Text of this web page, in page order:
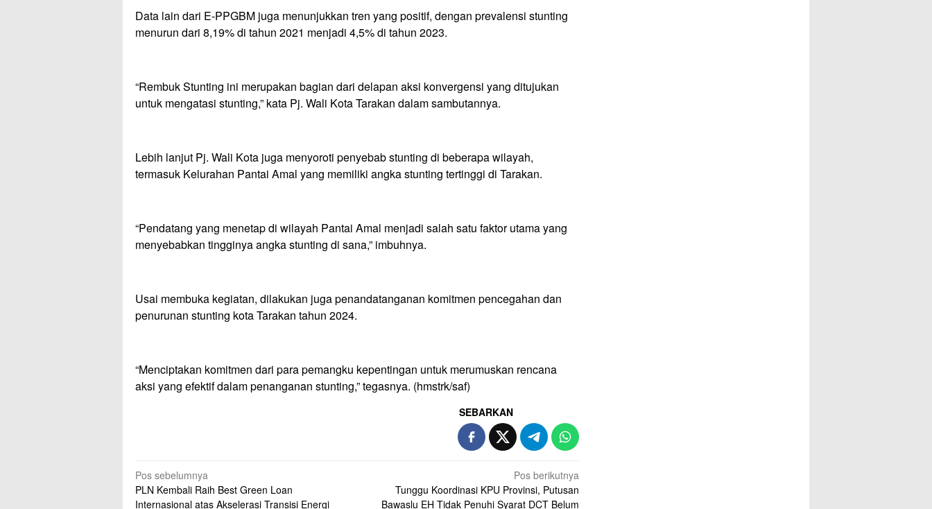
Data lain dari E-PPGBM juga menunjukkan tren yang positif, dengan prevalensi stunting
menurun dari 8,19% di tahun 2021 menjadi 4,5% di tahun 2023.
“Rembuk Stunting ini merupakan bagian dari delapan aksi konvergensi yang ditujukan
untuk mengatasi stunting,” kata Pj. Wali Kota Tarakan dalam sambutannya.
Lebih lanjut Pj. Wali Kota juga menyoroti penyebab stunting di beberapa wilayah,
termasuk Kelurahan Pantai Amal yang memiliki angka stunting tertinggi di Tarakan.
“Pendatang yang menetap di wilayah Pantai Amal menjadi salah satu faktor utama yang
menyebabkan tingginya angka stunting di sana,” imbuhnya.
Usai membuka kegiatan, dilakukan juga penandatanganan komitmen pencegahan dan
penurunan stunting kota Tarakan tahun 2024.
“Menciptakan komitmen dari para pemangku kepentingan untuk merumuskan rencana
aksi yang efektif dalam penanganan stunting,” tegasnya. (hmstrk/saf)
SEBARKAN
Navigasi
pos
Pos sebelumnya
PLN Kembali Raih Best Green Loan
Internasional atas Akselerasi Transisi Energi
Pos berikutnya
Tunggu Koordinasi KPU Provinsi, Putusan
Bawaslu EH Tidak Penuhi Syarat DCT Belum